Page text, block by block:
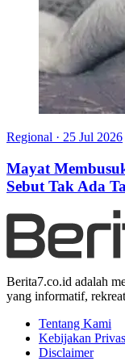
Regional · 25 Jul 2026
Mayat
Sebut Tak Ada
Berita7.co.id adalah
yang informatif,
Tentang Kami
Kebijakan
Disclaimer